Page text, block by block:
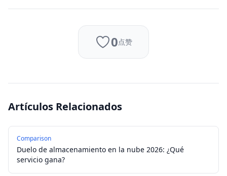
0点赞
Artículos Relacionados
Comparison
Duelo de almacenamiento en la nube 2026: ¿Qué
servicio gana?